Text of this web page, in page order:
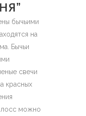
бычьими
на
Бычьи
свечи
красных
лосс можно